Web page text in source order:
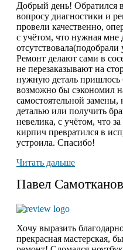
Добрый день! Обратился
вопросу диагностики и
провели качественно,
с учётом, что нужная мне
Ремонт делают сами в
не перезаказывают на
нужную деталь пришлось
возможно бы сэкономил
самостоятельной замены,
деталью или получить
невелика, с учётом, что
кирпич превратился в
устроила. Спасибо!
Читать дальше
Павел Самотканов
Хочу выразить
прекрасная мастерская,